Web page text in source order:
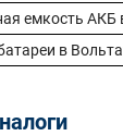
в
емкость АКБ